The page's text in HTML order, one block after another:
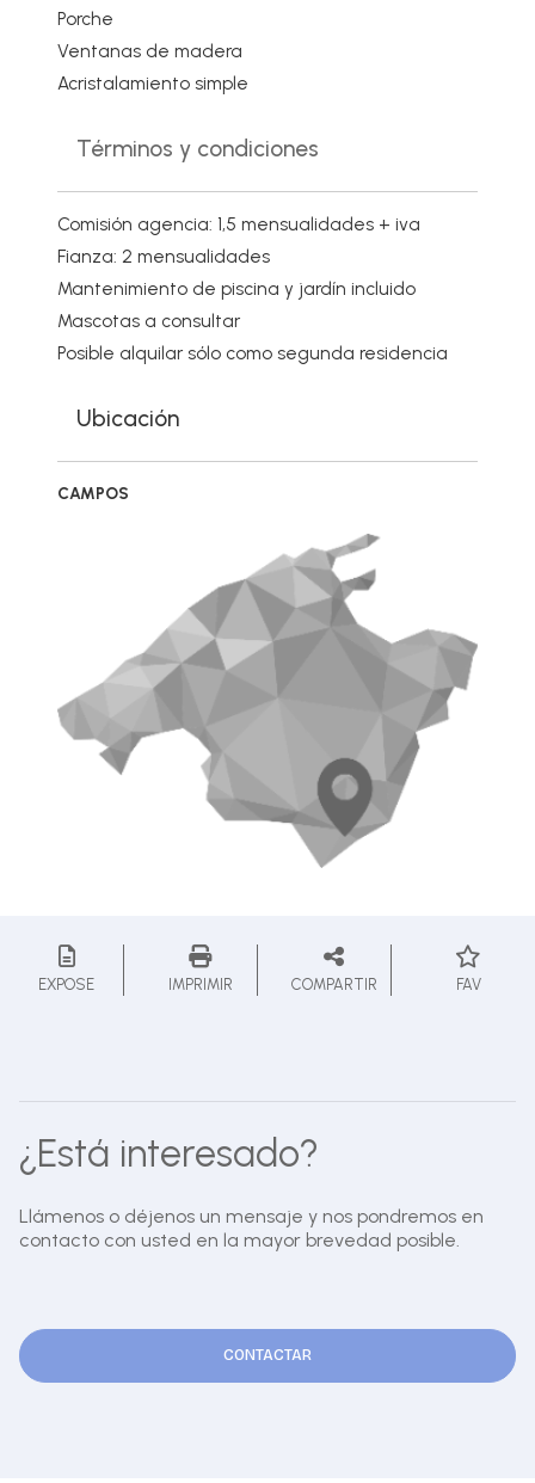
Porche
Ventanas de madera
Acristalamiento simple
Términos y condiciones
Comisión agencia: 1,5 mensualidades + iva
Fianza: 2 mensualidades
Mantenimiento de piscina y jardín incluido
Mascotas a consultar
Posible alquilar sólo como segunda residencia
Ubicación
CAMPOS
EXPOSE IMPRIMIR COMPARTIR FAV
¿Está interesado?
Llámenos o déjenos un mensaje y nos pondremos en
contacto con usted en la mayor brevedad posible.
CONTACTAR